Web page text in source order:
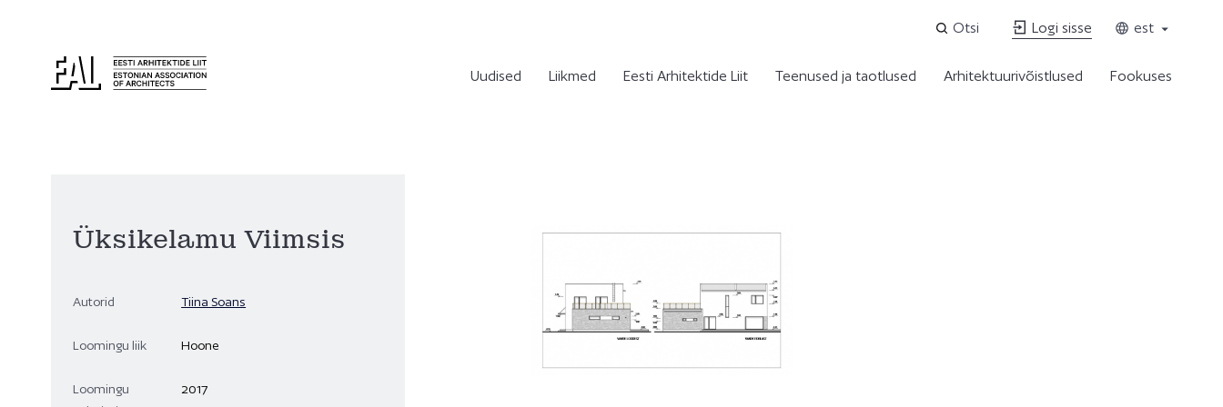
Otsi Logi sisse est
Uudised Liikmed Eesti Arhitektide Liit Teenused ja taotlused Arhitektuurivõistlused Fookuses
Üksikelamu Viimsis
Autorid Tiina Soans
Loomingu liik Hoone
Loomingu
2017